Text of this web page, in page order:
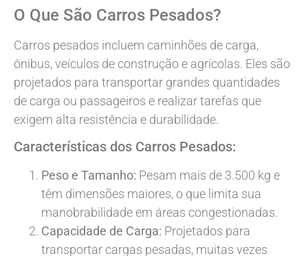
O Que São Carros Pesados?
Carros pesados incluem caminhões de carga,
ônibus, veículos de construção e agrícolas. Eles são
projetados para transportar grandes quantidades
de carga ou passageiros e realizar tarefas que
exigem alta resistência e durabilidade.
Características dos Carros Pesados:
Peso e Tamanho: Pesam mais de 3.500 kg e
têm dimensões maiores, o que limita sua
manobrabilidade em áreas congestionadas.
Capacidade de Carga: Projetados para
transportar cargas pesadas, muitas vezes